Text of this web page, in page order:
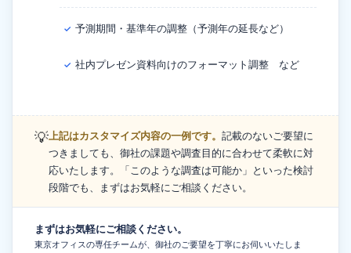
✓ 予測期間・基準年の調整（予測年の延長など）
✓ 社内プレゼン資料向けのフォーマット調整 など
💡上記はカスタマイズ内容の一例です。 記載のないご要望に
つきましても、御社の課題や調査目的に合わせて柔軟に対
応いたします。「このような調査は可能か」といった検討
段階でも、まずはお気軽にご相談ください。
まずはお気軽にご相談ください。
東京オフィスの専任チームが、御社のご要望を丁寧にお伺いいたしま